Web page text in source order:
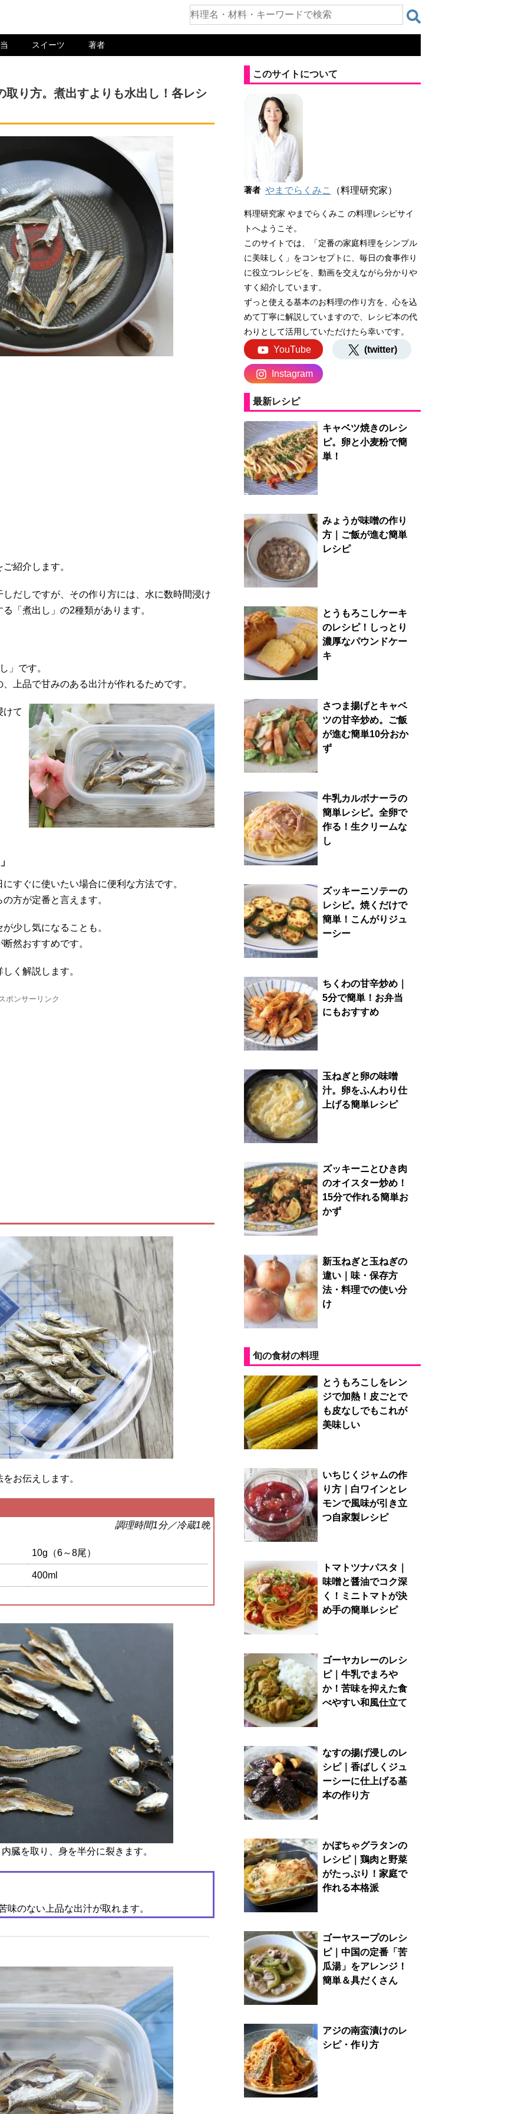
スイーツ 著者
取り方。煮出すよりも水出し！各レシ
紹介します。
だしですが、その作り方には、水に数時間浸け
「煮出し」の2種類があります。
」です。
上品で甘みのある出汁が作れるためです。
けて
すぐに使いたい場合に便利な方法です。
方が定番と言えます。
少し気になることも。
然おすすめです。
く解説します。
ポンサーリンク
お伝えします。
調理時間1分／冷蔵1晩
10g（6～8尾）
400ml
臓を取り、身を半分に裂きます。
味のない上品な出汁が取れます。
このサイトについて
著者 やまでらくみこ （料理研究家）
料理研究家 やまでらくみこ の料理レシピサイ
トへようこそ。
このサイトでは、「定番の家庭料理をシンプル
に美味しく」をコンセプトに、毎日の食事作り
に役立つレシピを、動画を交えながら分かりや
すく紹介しています。
ずっと使える基本のお料理の作り方を、心を込
めて丁寧に解説していますので、レシピ本の代
わりとして活用していただけたら幸いです。
YouTube (twitter)
Instagram
最新レシピ
キャベツ焼きのレシ
ピ。卵と小麦粉で簡
単！
みょうが味噌の作り
方｜ご飯が進む簡単
レシピ
とうもろこしケーキ
のレシピ！しっとり
濃厚なパウンドケー
キ
さつま揚げとキャベ
ツの甘辛炒め。ご飯
が進む簡単10分おか
ず
牛乳カルボナーラの
簡単レシピ。全卵で
作る！生クリームな
し
ズッキーニソテーの
レシピ。焼くだけで
簡単！こんがりジュ
ーシー
ちくわの甘辛炒め｜
5分で簡単！お弁当
にもおすすめ
玉ねぎと卵の味噌
汁。卵をふんわり仕
上げる簡単レシピ
ズッキーニとひき肉
のオイスター炒め！
15分で作れる簡単お
かず
新玉ねぎと玉ねぎの
違い｜味・保存方
法・料理での使い分
け
旬の食材の料理
とうもろこしをレン
ジで加熱！皮ごとで
も皮なしでもこれが
美味しい
いちじくジャムの作
り方｜白ワインとレ
モンで風味が引き立
つ自家製レシピ
トマトツナパスタ｜
味噌と醤油でコク深
く！ミニトマトが決
め手の簡単レシピ
ゴーヤカレーのレシ
ピ｜牛乳でまろや
か！苦味を抑えた食
べやすい和風仕立て
なすの揚げ浸しのレ
シピ｜香ばしくジュ
ーシーに仕上げる基
本の作り方
かぼちゃグラタンの
レシピ｜鶏肉と野菜
がたっぷり！家庭で
作れる本格派
ゴーヤスープのレシ
ピ｜中国の定番「苦
瓜湯」をアレンジ！
簡単＆具だくさん
アジの南蛮漬けのレ
シピ・作り方